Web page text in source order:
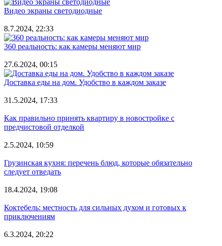
Видео экраны светодиодные
8.7.2024, 22:33
360 реальность: как камеры меняют мир
27.6.2024, 00:15
Доставка еды на дом. Удобство в каждом заказе
31.5.2024, 17:33
Как правильно принять квартиру в новостройке с
предчистовой отделкой
2.5.2024, 10:59
Грузинская кухня: перечень блюд, которые обязательно
следует отведать
18.4.2024, 19:08
Коктебель: местность для сильных духом и готовых к
приключениям
6.3.2024, 20:22